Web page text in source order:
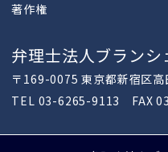
著作権
弁理士法人ブラン
〒169-0075 東京都新宿区
TEL 03-6265-9113 FAX